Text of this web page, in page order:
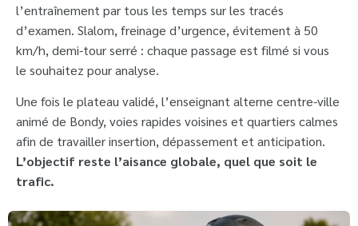
l’entraînement par tous les temps sur les tracés
d’examen. Slalom, freinage d’urgence, évitement à 50
km/h, demi-tour serré : chaque passage est filmé si vous
le souhaitez pour analyse.
Une fois le plateau validé, l’enseignant alterne centre-ville
animé de Bondy, voies rapides voisines et quartiers calmes
afin de travailler insertion, dépassement et anticipation.
L’objectif reste l’aisance globale, quel que soit le
trafic.